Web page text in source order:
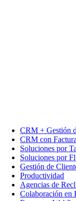
CRM + Gestión
CRM con
Soluciones por
Soluciones por
Gestión de
Productividad
Agencias de
Colaboración en